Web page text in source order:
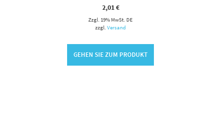
2,01€
Zzgl. 19% MwSt. DE
zzgl.Versand
GEHEN SIE ZUM PRODUKT